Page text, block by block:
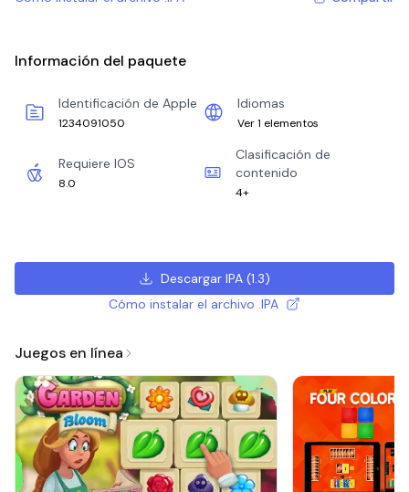
Información del paquete
Identificación de Apple
1234091050
Idiomas
Ver 1 elementos
Requiere IOS
8.0
Clasificación de
contenido
4+
Descargar IPA(1.3)
Cómo instalar el archivo .IPA
Juegos en línea